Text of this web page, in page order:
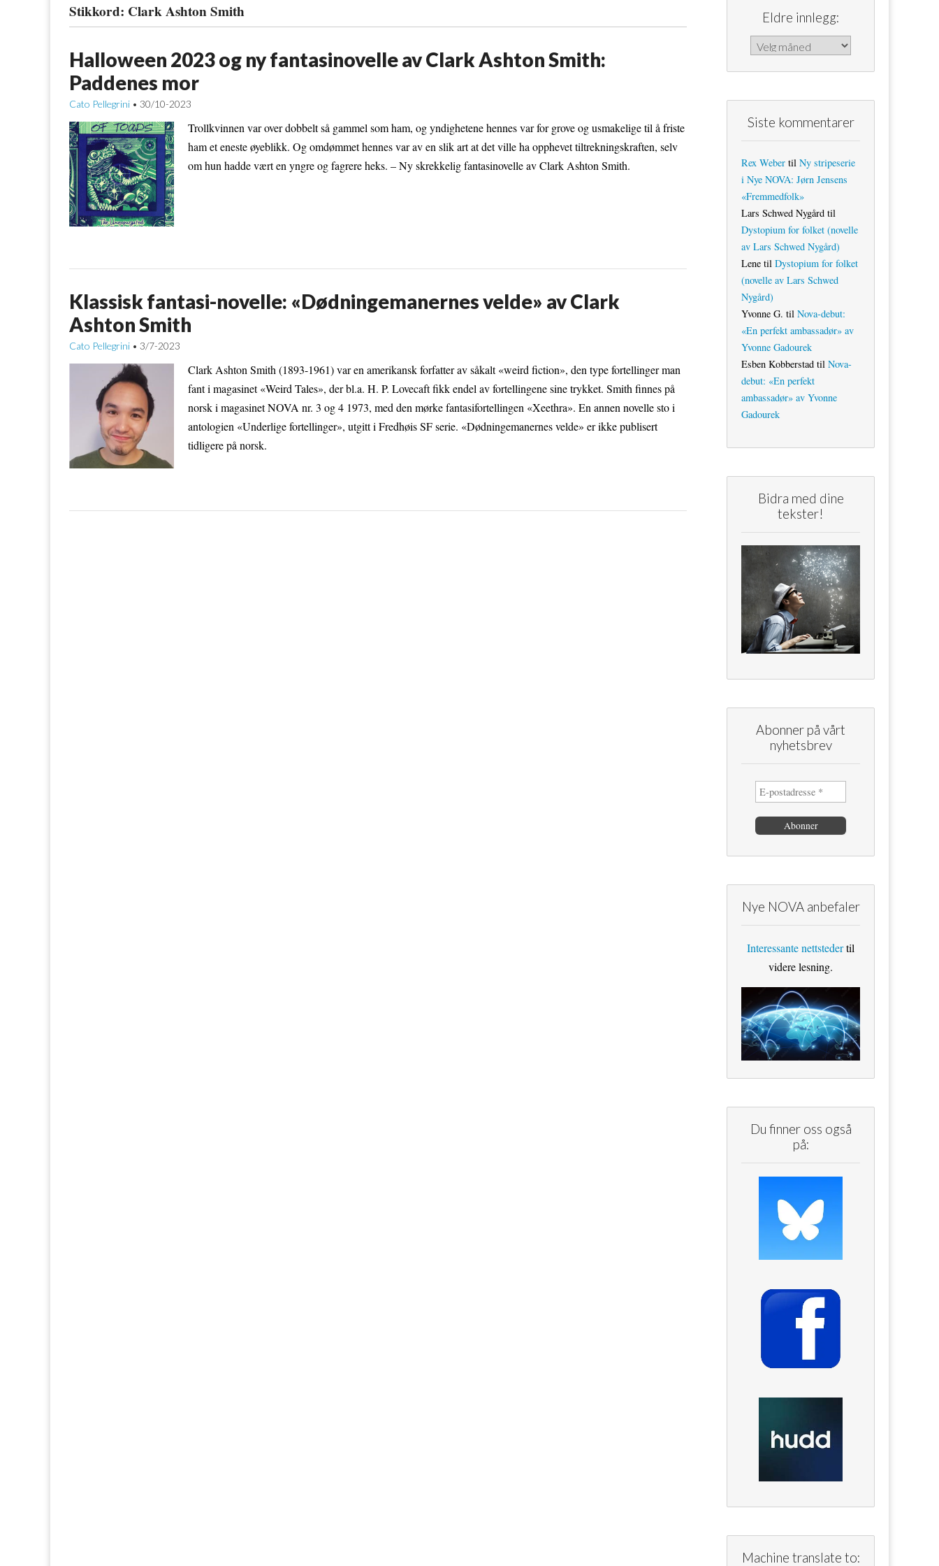
Stikkord: Clark Ashton Smith
Halloween 2023 og ny fantasinovelle av Clark Ashton Smith:
Paddenes mor
Cato Pellegrini • 30/10-2023
Trollkvinnen var over dobbelt så gammel som ham, og yndighetene hennes var for grove og usmakelige til å friste
ham et eneste øyeblikk. Og omdømmet hennes var av en slik art at det ville ha opphevet tiltrekningskraften, selv
om hun hadde vært en yngre og fagrere heks. – Ny skrekkelig fantasinovelle av Clark Ashton Smith.
Klassisk fantasi-novelle: «Dødningemanernes velde» av Clark
Ashton Smith
Cato Pellegrini • 3/7-2023
Clark Ashton Smith (1893-1961) var en amerikansk forfatter av såkalt «weird fiction», den type fortellinger man
fant i magasinet «Weird Tales», der bl.a. H. P. Lovecaft fikk endel av fortellingene sine trykket. Smith finnes på
norsk i magasinet NOVA nr. 3 og 4 1973, med den mørke fantasifortellingen «Xeethra». En annen novelle sto i
antologien «Underlige fortellinger», utgitt i Fredhøis SF serie. «Dødningemanernes velde» er ikke publisert
tidligere på norsk.
Eldre innlegg:
Eldre innlegg:
Siste kommentarer
Rex Weber til Ny stripeserie
i Nye NOVA: Jørn Jensens
«Fremmedfolk»
Lars Schwed Nygård til
Dystopium for folket (novelle
av Lars Schwed Nygård)
Lene til Dystopium for folket
(novelle av Lars Schwed
Nygård)
Yvonne G. til Nova-debut:
«En perfekt ambassadør» av
Yvonne Gadourek
Esben Kobberstad til Nova-
debut: «En perfekt
ambassadør» av Yvonne
Gadourek
Bidra med dine
tekster!
Abonner på vårt
nyhetsbrev
Nye NOVA anbefaler
Interessante nettstedertil
videre lesning.
Du finner oss også
på:
Machine translate to: